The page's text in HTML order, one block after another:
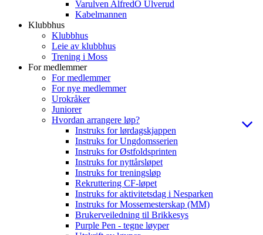
Varulven AlfredO Ulverud
Kabelmannen
Klubbhus
Klubbhus
Leie av klubbhus
Trening i Moss
For medlemmer
For medlemmer
For nye medlemmer
Urokråker
Juniorer
Hvordan arrangere løp?
Instruks for lørdagskjappen
Instruks for Ungdomsserien
Instruks for Østfoldsprinten
Instruks for nyttårsløpet
Instruks for treningsløp
Rekruttering CF-løpet
Instruks for aktivitetsdag i Nesparken
Instruks for Mossemesterskap (MM)
Brukerveiledning til Brikkesys
Purple Pen - tegne løyper